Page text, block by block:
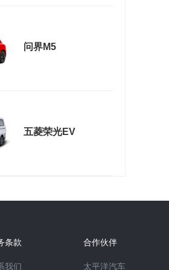
问界M5
五菱荣光EV
条款
我们
合作伙伴
太平洋汽车